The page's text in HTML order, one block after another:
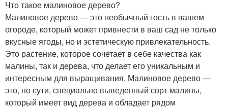
Что такое малиновое дерево?
Малиновое дерево — это необычный гость в вашем
огороде, который может привнести в ваш сад не только
вкусные ягоды, но и эстетическую привлекательность.
Это растение, которое сочетает в себе качества как
малины, так и дерева, что делает его уникальным и
интересным для выращивания. Малиновое дерево —
это, по сути, специально выведенный сорт малины,
который имеет вид дерева и обладает рядом